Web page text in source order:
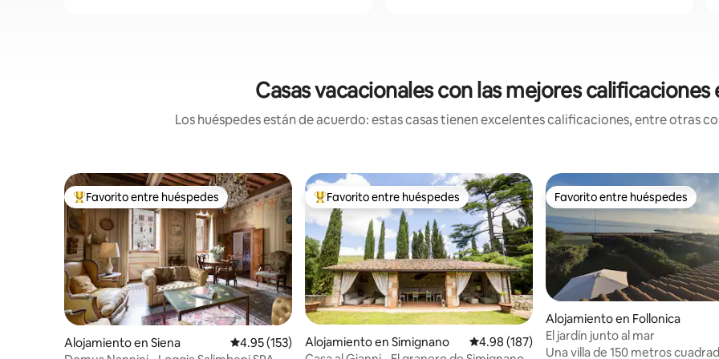
Casas vacacionales con las mejores calificaciones
Los huéspedes están de acuerdo: estas casas tienen excelentes calificaciones, entre otras
Favorito entre huéspedes preferido
Favorito entre huéspedes
Alojamiento en Siena Calificación promedio: 4.95 de 5, 153 reseñas
4.95 (153)
Favorito entre huéspedes preferido
Favorito entre huéspedes
Alojamiento en Simignano Calificación promedio: 4.98 de 5, 187 reseñas
4.98 (187)
Favorito entre huéspedes
Favorito entre huéspedes
Alojamiento en Follonica
El jardín junto al mar
Una villa de 150 metros